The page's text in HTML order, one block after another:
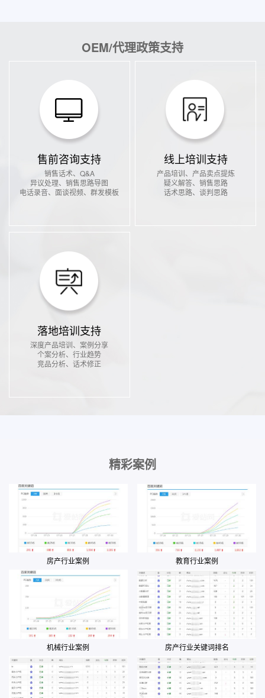
OEM/代理政策支持
售前咨询支持
销售话术、Q&A
异议处理、销售思路导图
电话录音、面谈视频、群发模板
线上培训支持
产品培训、产品卖点提炼
疑义解答、销售思路
话术思路、谈判思路
落地培训支持
深度产品培训、案例分享
个案分析、行业趋势
竞品分析、话术修正
精彩案例
房产行业案例 教育行业案例
机械行业案例 房产行业关键词排名